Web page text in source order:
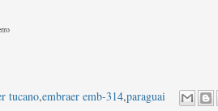
tucano,embraer emb-314,paraguai